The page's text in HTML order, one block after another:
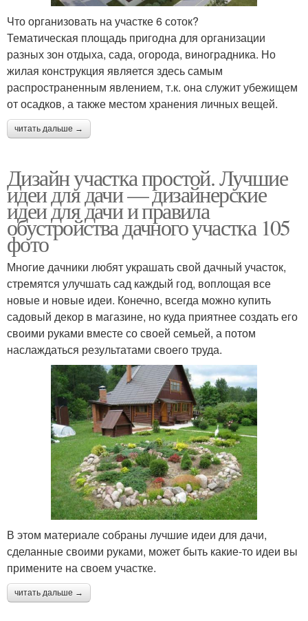
Что организовать на участке 6 соток?
Тематическая площадь пригодна для организации
разных зон отдыха, сада, огорода, виноградника. Но
жилая конструкция является здесь самым
распространенным явлением, т.к. она служит убежищем
от осадков, а также местом хранения личных вещей.
читать дальше →
Дизайн участка простой. Лучшие
идеи для дачи — дизайнерские
идеи для дачи и правила
обустройства дачного участка 105
фото
Многие дачники любят украшать свой дачный участок,
стремятся улучшать сад каждый год, воплощая все
новые и новые идеи. Конечно, всегда можно купить
садовый декор в магазине, но куда приятнее создать его
своими руками вместе со своей семьей, а потом
наслаждаться результатами своего труда.
В этом материале собраны лучшие идеи для дачи,
сделанные своими руками, может быть какие-то идеи вы
примените на своем участке.
читать дальше →